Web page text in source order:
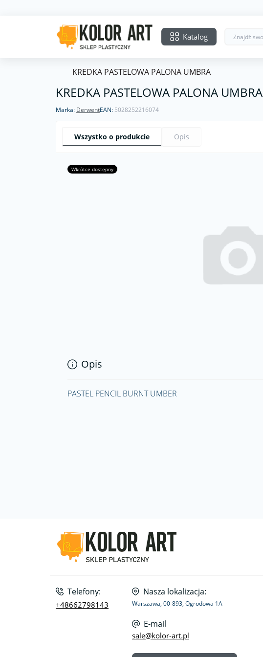
Katalog
KREDKA PASTELOWA PALONA UMBRA
KREDKA PASTELOWA PALONA UMBRA
Marka: DerwentEAN: 5028252216074
Wszystko o produkcie Opis
Wkrótce dostępny
Opis
PASTEL PENCIL BURNT UMBER
Telefony:
+48662798143
Nasza lokalizacja:
Warszawa, 00-893, Ogrodowa 1A
E-mail
sale@kolor-art.pl